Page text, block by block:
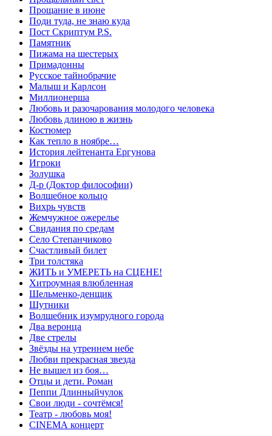
Прощание в июне
Поди туда, не знаю куда
Пост Скриптум P.S.
Памятник
Пижама на шестерых
Примадонны
Русское тайнобрачие
Малыш и Карлсон
Миллионерша
Любовь и разочарования молодого человека
Любовь длиною в жизнь
Костюмер
Как тепло в ноябре…
История лейтенанта Ергунова
Игроки
Золушка
Д-р (Доктор философии)
Волшебное кольцо
Вихрь чувств
Жемчужное ожерелье
Свидания по средам
Село Степанчиково
Счастливый билет
Три толстяка
ЖИТЬ и УМЕРЕТЬ на СЦЕНЕ!
Хитроумная влюбленная
Шельменко-денщик
Шутники
Волшебник изумрудного города
Два веронца
Две стрелы
Звёзды на утреннем небе
Любви прекрасная звезда
Не вышел из боя…
Отцы и дети. Роман
Пеппи Длинныйчулок
Свои люди - сочтёмся!
Театр - любовь моя!
СINЕМА концерт